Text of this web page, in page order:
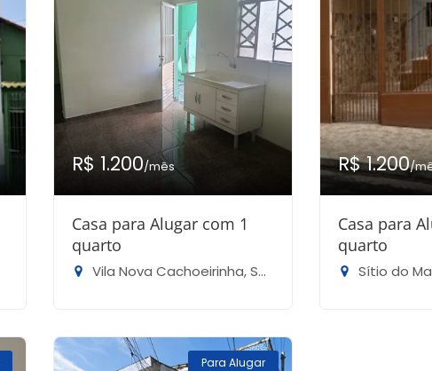
R$ 1.200/mês
Casa para Alugar com 1
quarto
Vila Nova Cachoeirinha, São Paulo-SP
R$ 1.200/
Casa para
quarto
Sítio do
Para Alugar